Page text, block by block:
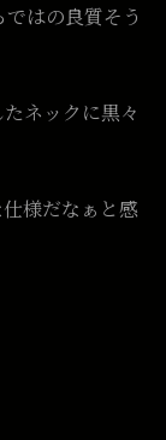
はの良質そう
ネックに黒々
様だなぁと感